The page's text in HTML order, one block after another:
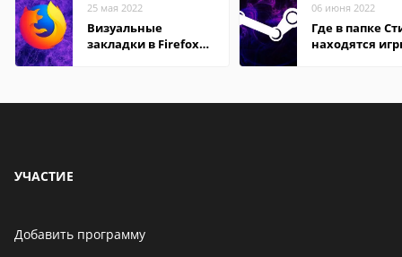
25 мая 2022
Визуальные
закладки в Firefox
06 июня 2022
Где в папке
находятся
УЧАСТИЕ
Добавить программу